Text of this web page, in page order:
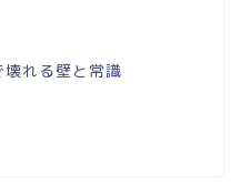
壊れる壁と常識